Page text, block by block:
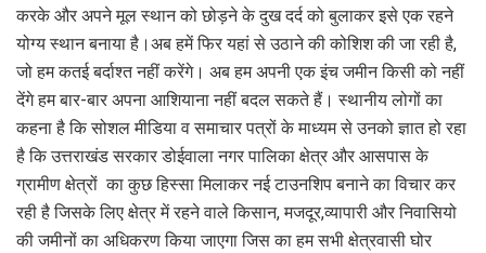
करके और अपने मूल स्थान को छोड़ने के दुख दर्द को बुलाकर इसे एक रहने
योग्य स्थान बनाया है।अब हमें फिर यहां से उठाने की कोशिश की जा रही है,
जो हम कतई बर्दाश्त नहीं करेंगे। अब हम अपनी एक इंच जमीन किसी को नहीं
देंगे हम बार-बार अपना आशियाना नहीं बदल सकते हैं। स्थानीय लोगों का
कहना है कि सोशल मीडिया व समाचार पत्रों के माध्यम से उनको ज्ञात हो रहा
है कि उत्तराखंड सरकार डोईवाला नगर पालिका क्षेत्र और आसपास के
ग्रामीण क्षेत्रों का कुछ हिस्सा मिलाकर नई टाउनशिप बनाने का विचार कर
रही है जिसके लिए क्षेत्र में रहने वाले किसान, मजदूर,व्यापारी और निवासियो
की जमीनों का अधिकरण किया जाएगा जिस का हम सभी क्षेत्रवासी घोर